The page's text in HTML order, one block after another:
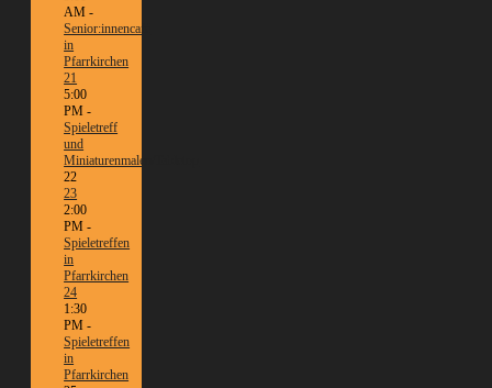
AM -
Senior:innencafé
in
Pfarrkirchen
21
5:00
PM -
Spieletreff
und
Miniaturenmalen/Tabletop
22
23
2:00
PM -
Spieletreffen
in
Pfarrkirchen
24
1:30
PM -
Spieletreffen
in
Pfarrkirchen